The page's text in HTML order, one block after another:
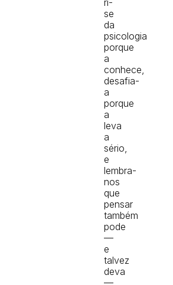
ri-
se
da
psicologia
porque
a
conhece,
desafia-
a
porque
a
leva
a
sério,
e
lembra-
nos
que
pensar
também
pode
—
e
talvez
deva